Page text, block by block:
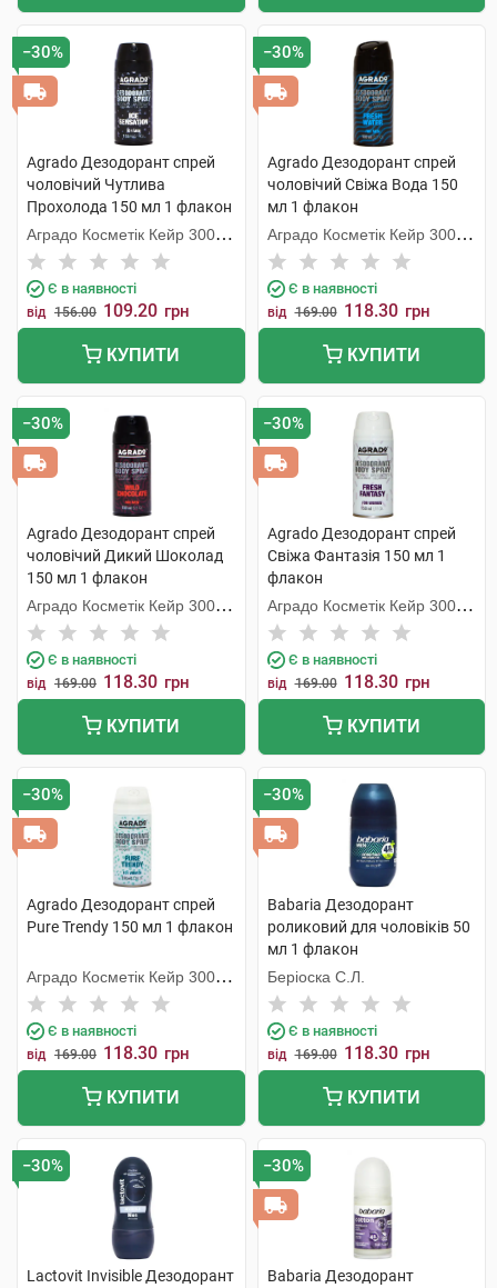
−30%
Agrado Дезодорант спрей
чоловічий Чутлива
Прохолода 150 мл 1 флакон
Аградо Косметік Кейр 3000
С.Л.У.
Є в наявності
від 156.00 109.20 грн
КУПИТИ
−30%
Agrado Дезодорант спрей
чоловічий Свіжа Вода 150
мл 1 флакон
Аградо Косметік Кейр 3000
С.Л.У.
Є в наявності
від 169.00 118.30 грн
КУПИТИ
−30%
Agrado Дезодорант спрей
чоловічий Дикий Шоколад
150 мл 1 флакон
Аградо Косметік Кейр 3000
С.Л.У.
Є в наявності
від 169.00 118.30 грн
КУПИТИ
−30%
Agrado Дезодорант спрей
Свіжа Фантазія 150 мл 1
флакон
Аградо Косметік Кейр 3000
С.Л.У.
Є в наявності
від 169.00 118.30 грн
КУПИТИ
−30%
Agrado Дезодорант спрей
Pure Trendy 150 мл 1 флакон
Аградо Косметік Кейр 3000
С.Л.У.
Є в наявності
від 169.00 118.30 грн
КУПИТИ
−30%
Babaria Дезодорант
роликовий для чоловіків 50
мл 1 флакон
Беріоска С.Л.
Є в наявності
від 169.00 118.30 грн
КУПИТИ
−30%
Lactovit Invisible Дезодорант
−30%
Babaria Дезодорант